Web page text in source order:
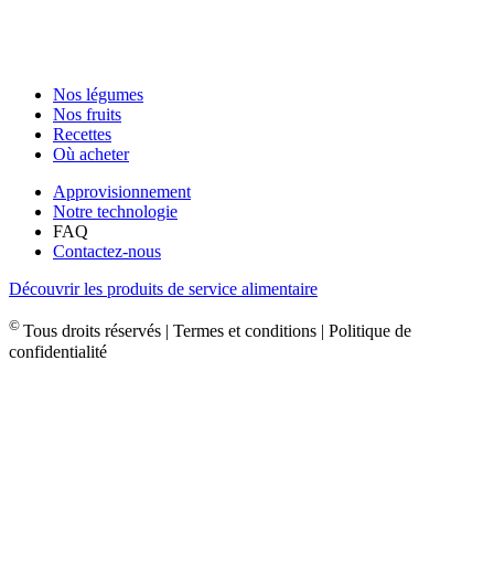
Nos légumes
Nos fruits
Recettes
Où acheter
Approvisionnement
Notre technologie
FAQ
Contactez-nous
Découvrir les produits de service alimentaire
© Tous droits réservés | Termes et conditions | Politique de
confidentialité